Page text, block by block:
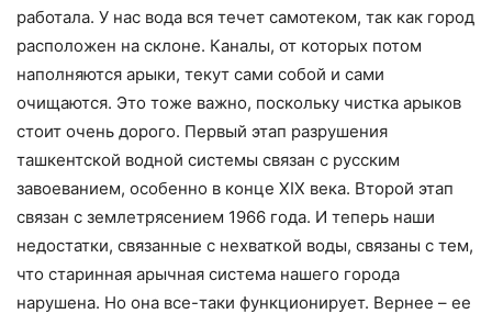
работала. У нас вода вся течет самотеком, так как город
расположен на склоне. Каналы, от которых потом
наполняются арыки, текут сами собой и сами
очищаются. Это тоже важно, поскольку чистка арыков
стоит очень дорого. Первый этап разрушения
ташкентской водной системы связан с русским
завоеванием, особенно в конце XIX века. Второй этап
связан с землетрясением 1966 года. И теперь наши
недостатки, связанные с нехваткой воды, связаны с тем,
что старинная арычная система нашего города
нарушена. Но она все-таки функционирует. Вернее – ее